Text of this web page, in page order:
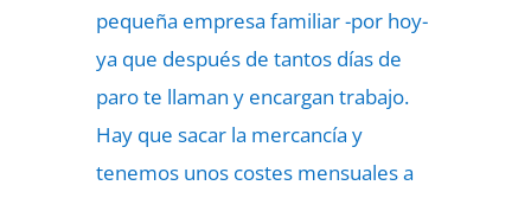
pequeña empresa familiar -por hoy-
ya que después de tantos días de
paro te llaman y encargan trabajo.
Hay que sacar la mercancía y
tenemos unos costes mensuales a